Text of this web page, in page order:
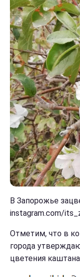
В Запорожье
instagram.com/
Отметим, что в
города
цветения